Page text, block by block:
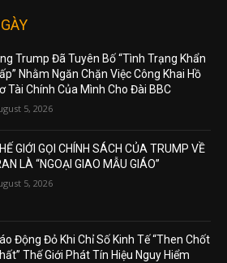
Trump Đã Tuyên Bố “Tình Trạng Khẩn
Nhằm Ngăn Chặn Việc Công Khai Hồ
Tài Chính Của Mình Cho Đài BBC
5, 2026
GIỚI GỌI CHÍNH SÁCH CỦA TRUMP VỀ
LÀ “NGOẠI GIAO MẪU GIÁO”
5, 2026
Động Đỏ Khi Chỉ Số Kinh Tế “Then Chốt
Thế Giới Phát Tín Hiệu Nguy Hiểm